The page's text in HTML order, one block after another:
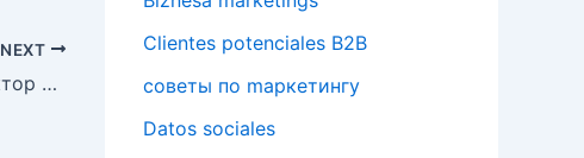
NEXT
Гай Хоррокс Генеральный директор и соучредитель
Clientes potenciales B2B
cоветы по mаркетингу
Datos sociales